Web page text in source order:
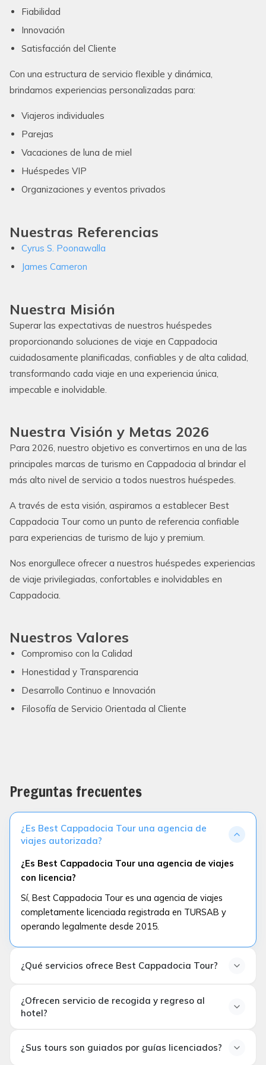
Fiabilidad
Innovación
Satisfacción del Cliente
Con una estructura de servicio flexible y dinámica,
brindamos experiencias personalizadas para:
Viajeros individuales
Parejas
Vacaciones de luna de miel
Huéspedes VIP
Organizaciones y eventos privados
Nuestras Referencias
Cyrus S. Poonawalla
James Cameron
Nuestra Misión
Superar las expectativas de nuestros huéspedes
proporcionando soluciones de viaje en Cappadocia
cuidadosamente planificadas, confiables y de alta calidad,
transformando cada viaje en una experiencia única,
impecable e inolvidable.
Nuestra Visión y Metas 2026
Para 2026, nuestro objetivo es convertirnos en una de las
principales marcas de turismo en Cappadocia al brindar el
más alto nivel de servicio a todos nuestros huéspedes.
A través de esta visión, aspiramos a establecer Best
Cappadocia Tour como un punto de referencia confiable
para experiencias de turismo de lujo y premium.
Nos enorgullece ofrecer a nuestros huéspedes experiencias
de viaje privilegiadas, confortables e inolvidables en
Cappadocia.
Nuestros Valores
Compromiso con la Calidad
Honestidad y Transparencia
Desarrollo Continuo e Innovación
Filosofía de Servicio Orientada al Cliente
Preguntas frecuentes
¿Es Best Cappadocia Tour una agencia de
viajes autorizada?
¿Es Best Cappadocia Tour una agencia de viajes
con licencia?
Sí, Best Cappadocia Tour es una agencia de viajes
completamente licenciada registrada en TURSAB y
operando legalmente desde 2015.
¿Qué servicios ofrece Best Cappadocia Tour?
Ofrecemos tours en globo aerostático, tours de
personalizadas en Capadocia.
¿Ofrecen servicio de recogida y regreso al
hotel?
hotel?
¿Sus tours son guiados por guías licenciados?